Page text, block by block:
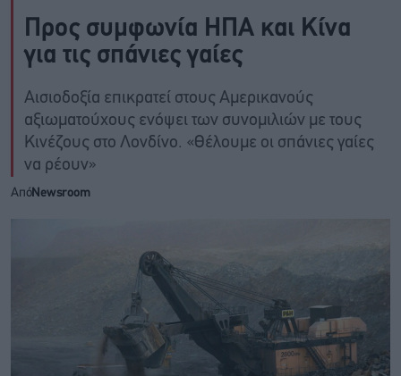
Προς συμφωνία ΗΠΑ και Κίνα
για τις σπάνιες γαίες
Αισιοδοξία επικρατεί στους Αμερικανούς
αξιωματούχους ενόψει των συνομιλιών με τους
Κινέζους στο Λονδίνο. «Θέλουμε οι σπάνιες γαίες
να ρέουν»
ΑπόNewsroom